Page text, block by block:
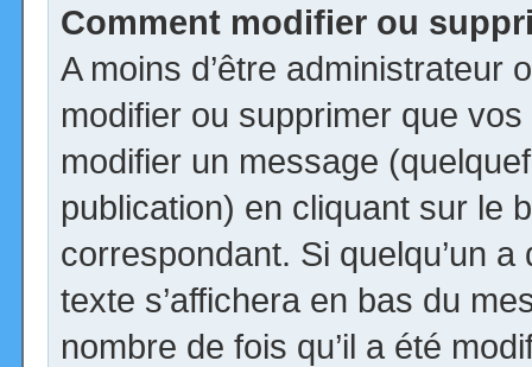
Comment modifier ou
A moins d’être administrateur
modifier ou supprimer que
modifier un message
publication) en cliquant sur le
correspondant. Si quelqu’un
texte s’affichera en bas du
nombre de fois qu’il a été